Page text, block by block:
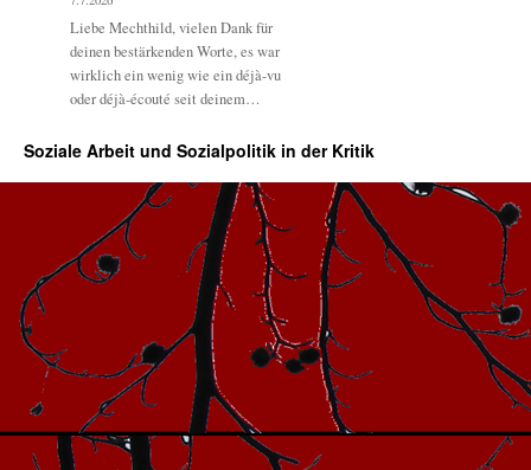
Liebe Mechthild, vielen Dank für
deinen bestärkenden Worte, es war
wirklich ein wenig wie ein déjà-vu
oder déjà-écouté seit deinem…
Soziale Arbeit und Sozialpolitik in der Kritik